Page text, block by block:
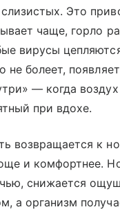
Это
чаще, горло
вирусы
не болеет,
— когда
при вдохе.
возвращается к
и комфортнее.
снижается
а организм